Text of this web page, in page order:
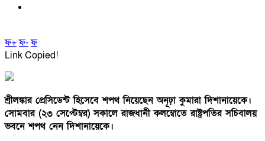
ফ+ফ-ফ
Link Copied!
শ্রীলঙ্কার প্রেসিডেন্ট হিসেবে শপথ নিয়েছেন অনূঢ়া কুমারা দিশানায়েকে।
সোমবার (২৩ সেপ্টেম্বর) সকালে রাজধানী কলম্বোতে রাষ্ট্রপতির সচিবালয়
ভবনে শপথ নেন দিশানায়েকে।